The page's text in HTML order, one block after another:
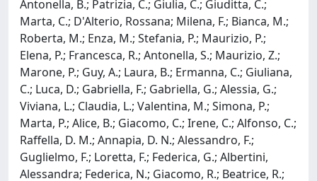
Antonella, B.; Patrizia, C.; Giulia, C.; Giuditta, C.;
Marta, C.; D'Alterio, Rossana; Milena, F.; Bianca, M.;
Roberta, M.; Enza, M.; Stefania, P.; Maurizio, P.;
Elena, P.; Francesca, R.; Antonella, S.; Maurizio, Z.;
Marone, P.; Guy, A.; Laura, B.; Ermanna, C.; Giuliana,
C.; Luca, D.; Gabriella, F.; Gabriella, G.; Alessia, G.;
Viviana, L.; Claudia, L.; Valentina, M.; Simona, P.;
Marta, P.; Alice, B.; Giacomo, C.; Irene, C.; Alfonso, C.;
Raffella, D. M.; Annapia, D. N.; Alessandro, F.;
Guglielmo, F.; Loretta, F.; Federica, G.; Albertini,
Alessandra; Federica, N.; Giacomo, R.; Beatrice, R.;